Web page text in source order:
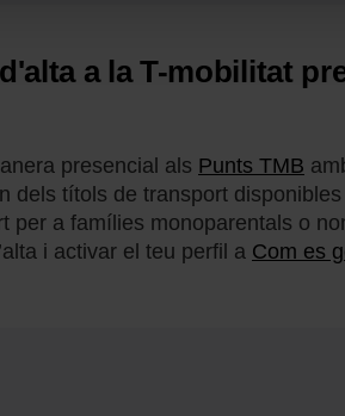
a la T-mobilitat
presencial als Punts TMB
dels títols de transport
per a famílies monoparentals o
i activar el teu perfil a Com es